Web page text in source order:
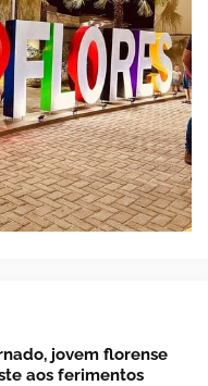
jovem florense
aos ferimentos